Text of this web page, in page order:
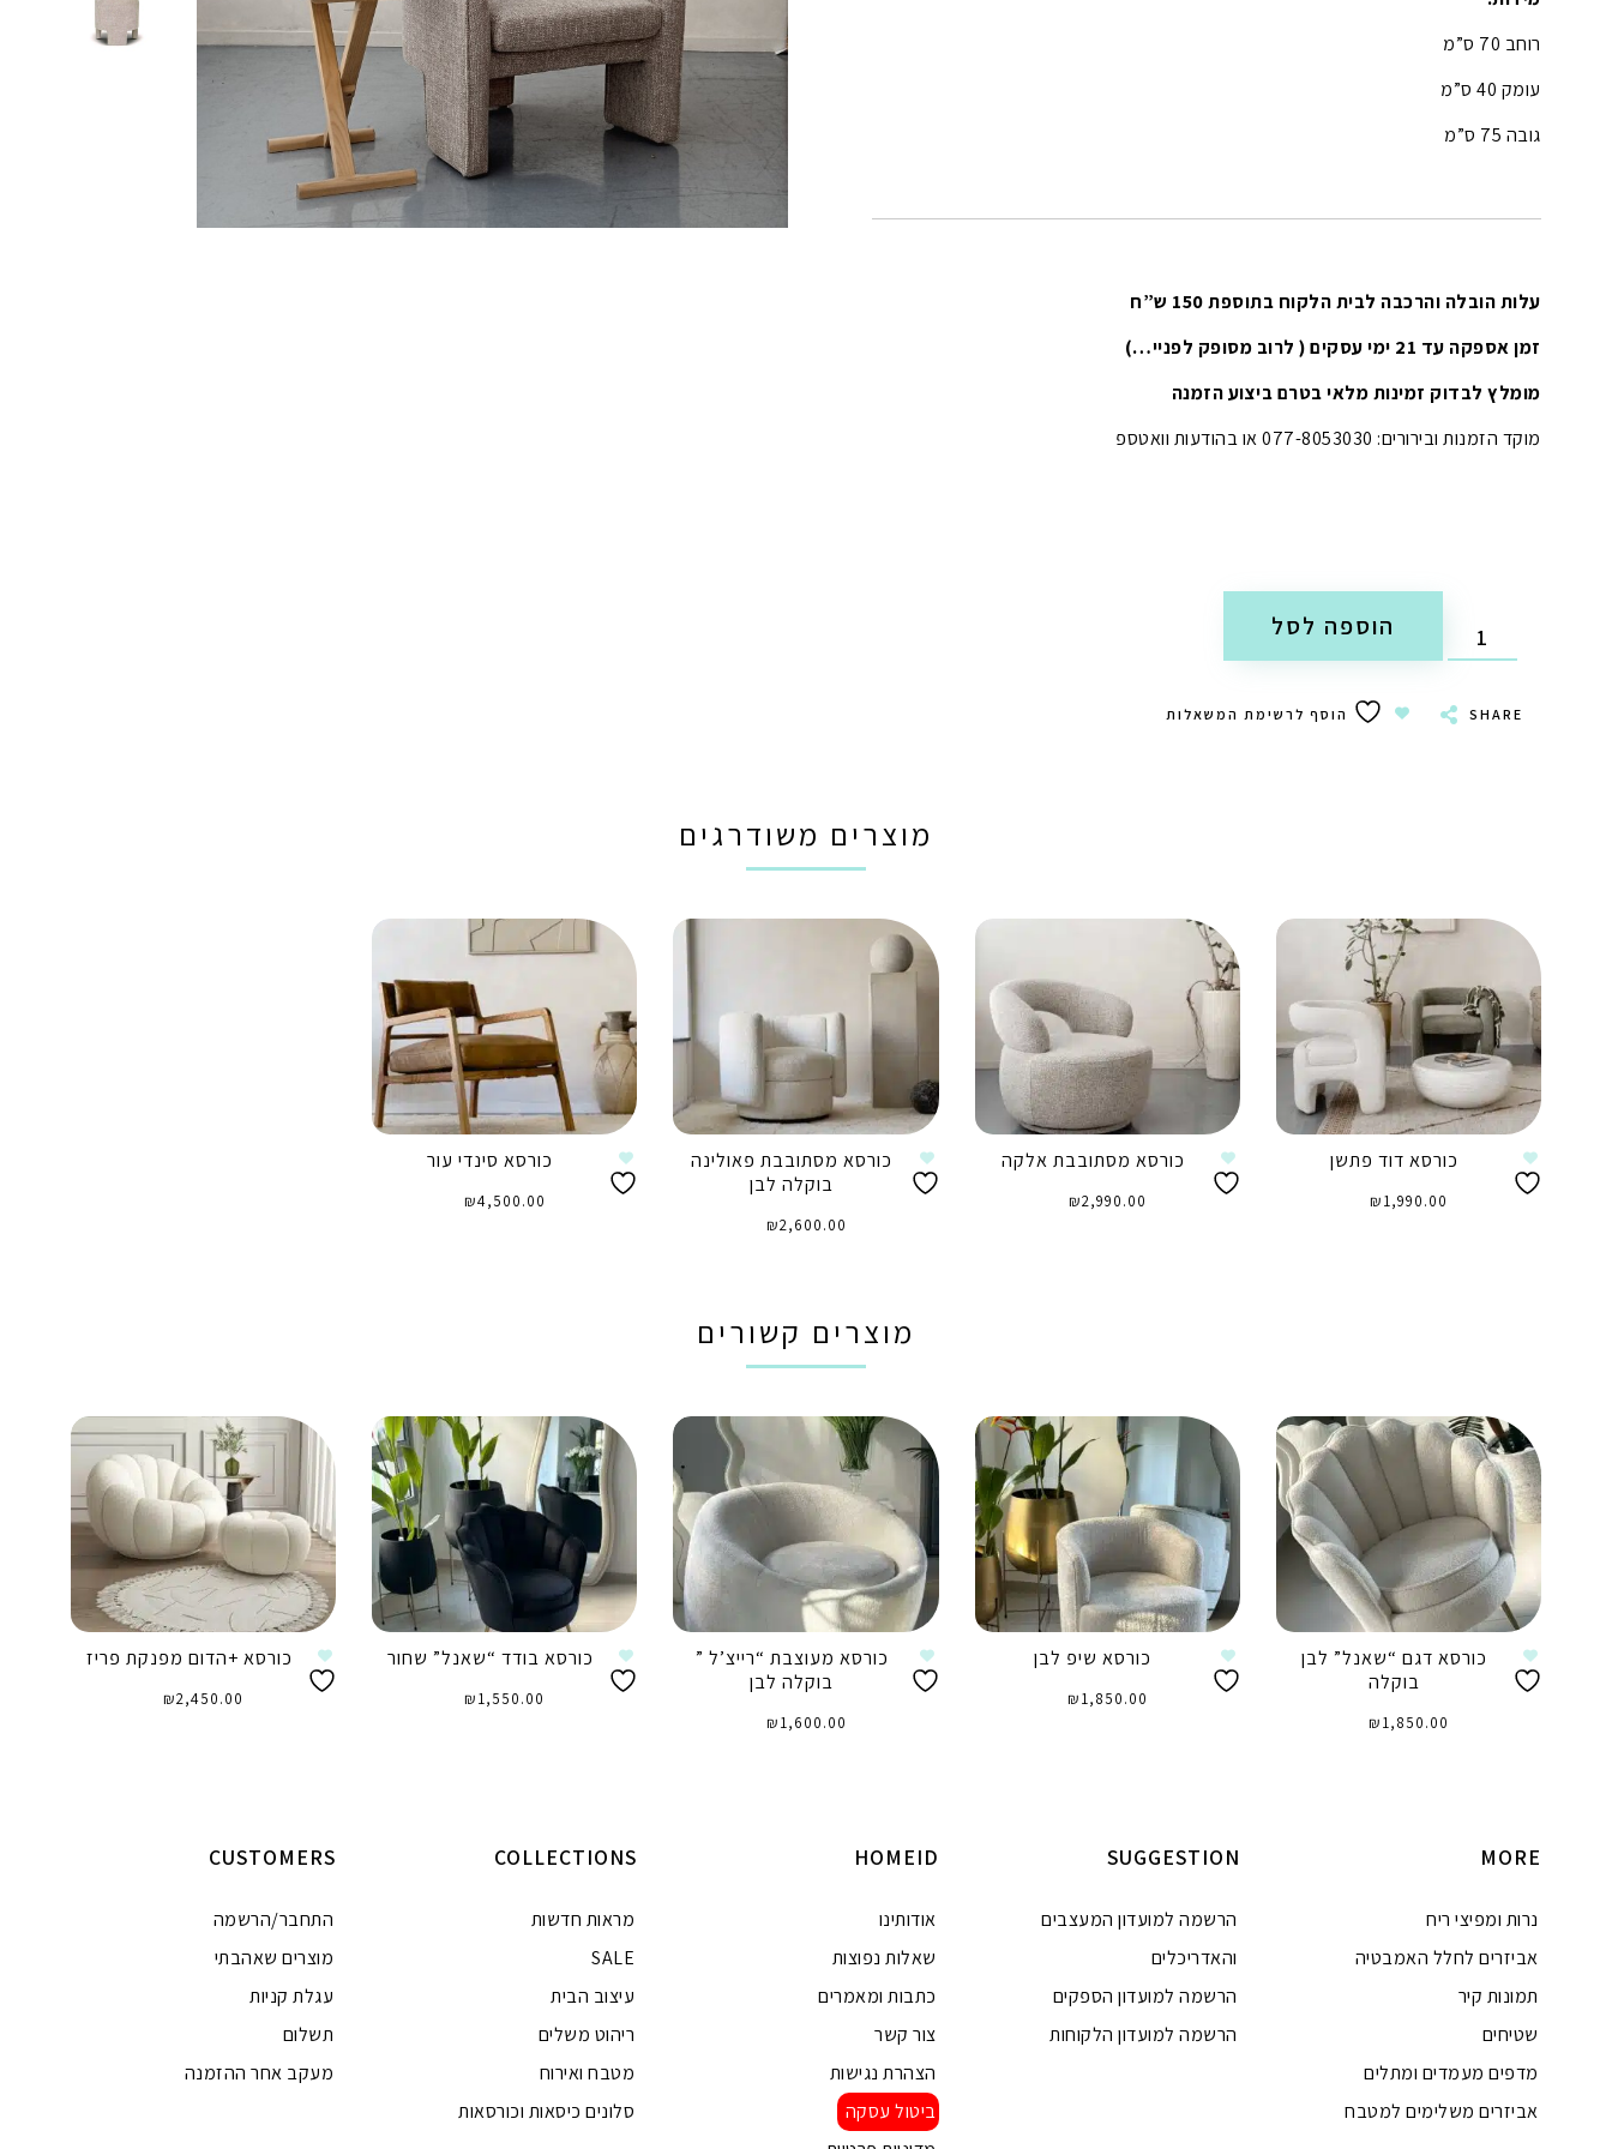
רוחב 70 ס”מ
עומק 40 ס”מ
גובה 75 ס”מ
עלות הובלה והרכבה לבית הלקוח בתוספת 150 ש”ח
זמן אספקה עד 21 ימי עסקים ( לרוב מסופק לפניי…)
מומלץ לבדוק זמינות מלאי בטרם ביצוע הזמנה
מוקד הזמנות ובירורים: 077-8053030 או בהודעות וואטספ
הוספה לסל
SHARE הוסף לרשימת המשאלות
מוצרים משודרגים
כורסא דוד פתשן
₪1,990.00
כורסא מסתובבת אלקה
₪2,990.00
כורסא מסתובבת פאולינה
בוקלה לבן
₪2,600.00
כורסא סינדי עור
₪4,500.00
מוצרים קשורים
כורסא דגם “שאנל” לבן
בוקלה
₪1,850.00
כורסא שיפ לבן
₪1,850.00
כורסא מעוצבת “רייצ’ל ”
בוקלה לבן
₪1,600.00
כורסא בודד “שאנל” שחור
₪1,550.00
כורסא +הדום מפנקת פריז
₪2,450.00
CUSTOMERS
התחבר/הרשמה
מוצרים שאהבתי
עגלת קניות
תשלום
מעקב אחר ההזמנה
COLLECTIONS
מראות חדשות
SALE
עיצוב הבית
ריהוט משלים
מטבח ואירוח
סלונים כיסאות וכורסאות
HOMEID
אודותינו
שאלות נפוצות
כתבות ומאמרים
צור קשר
הצהרת נגישות
ביטול עסקה
SUGGESTION
הרשמה למועדון המעצבים
והאדריכלים
הרשמה למועדון הספקים
הרשמה למועדון הלקוחות
MORE
נרות ומפיצי ריח
אביזרים לחלל האמבטיה
תמונות קיר
שטיחים
מדפים מעמדים ומתלים
אביזרים משלימים למטבח